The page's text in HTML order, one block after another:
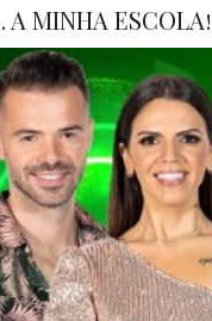
A MINHA ESCOLA!